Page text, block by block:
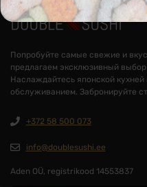
Попробуйте самые свежие и
предлагаем эксклюзивный
Наслаждайтесь японской
обслуживанием. Забронируйте
+372 58 500 073
info@doublesushi.ee
Aden OÜ, registrikood 14553837